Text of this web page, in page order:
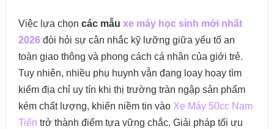
Việc lựa chọn các mẫu xe máy học sinh mới nhất
2026đòi hỏi sự cân nhắc kỹ lưỡng giữa yếu tố an
toàn giao thông và phong cách cá nhân của giới trẻ.
Tuy nhiên, nhiều phụ huynh vẫn đang loay hoay tìm
kiếm địa chỉ uy tín khi thị trường tràn ngập sản phẩm
kém chất lượng, khiến niềm tin vào Xe Máy 50cc Nam
Tiến trở thành điểm tựa vững chắc. Giải pháp tối ưu